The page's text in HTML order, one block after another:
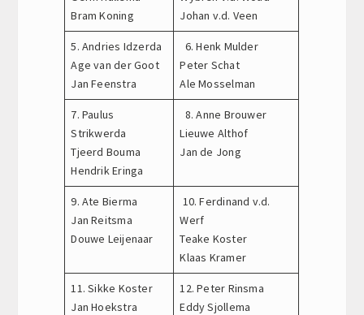
Bram Koning
Johan v.d. Veen
5. Andries Idzerda
Age van der Goot
Jan Feenstra
6. Henk Mulder
Peter Schat
Ale Mosselman
7. Paulus
Strikwerda
Tjeerd Bouma
Hendrik Eringa
8. Anne Brouwer
Lieuwe Althof
Jan de Jong
9. Ate Bierma
Jan Reitsma
Douwe Leijenaar
10. Ferdinand v.d.
Werf
Teake Koster
Klaas Kramer
11. Sikke Koster
Jan Hoekstra
12. Peter Rinsma
Eddy Sjollema